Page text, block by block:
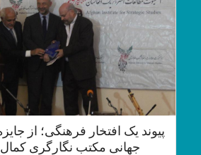
پیوند یک افتخار فرهنگی؛ از
جهانی مکتب نگارگری